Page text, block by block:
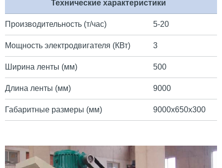
Технические характеристики
Производительность (т/час) 5-20
Мощность электродвигателя (КВт) 3
Ширина ленты (мм) 500
Длина ленты (мм) 9000
Габаритные размеры (мм) 9000х650х300